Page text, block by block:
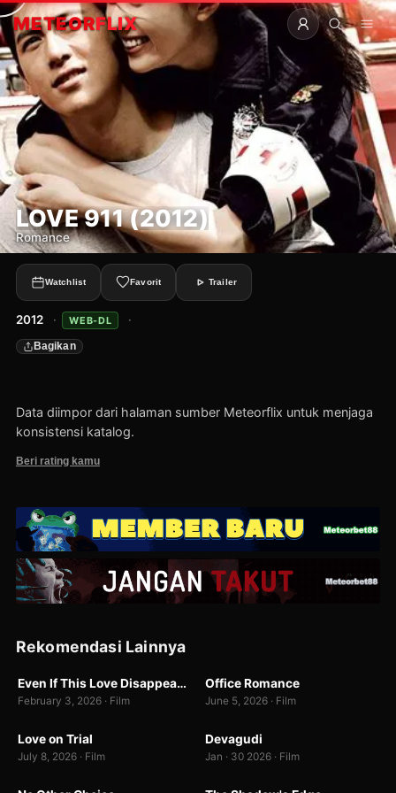
METEORFLIX
LOVE 911 (2012)
Romance
Watchlist Favorit Trailer
2012 · WEB-DL ·
Bagikan
Data diimpor dari halaman sumber Meteorflix untuk menjaga
konsistensi katalog.
Beri rating kamu
Rekomendasi Lainnya
7.0
WEBDL
Even If This Love Disappears Tonight (오늘 밤, 세계에서 이 사랑이 사라진다 해도)
February 3, 2026 · Film
Office Romance
June 5, 2026 · Film
WEB-DL
Love on Trial
July 8, 2026 · Film
1
WEBDL · 1080P
Devagudi
Jan · 30 2026 · Film
BR-RIP
674
WEB-DL